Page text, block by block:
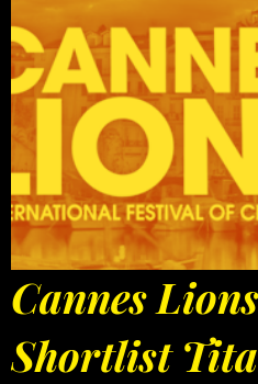
Cannes
Shortlist